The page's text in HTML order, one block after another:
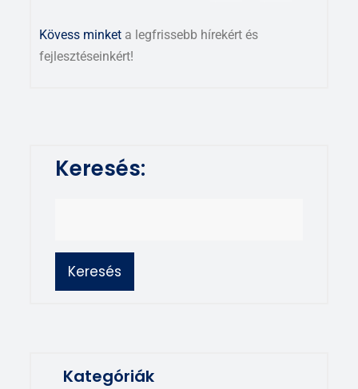
Kövess minket a legfrissebb hírekért és
fejlesztéseinkért!
Keresés:
Keresés
Kategóriák